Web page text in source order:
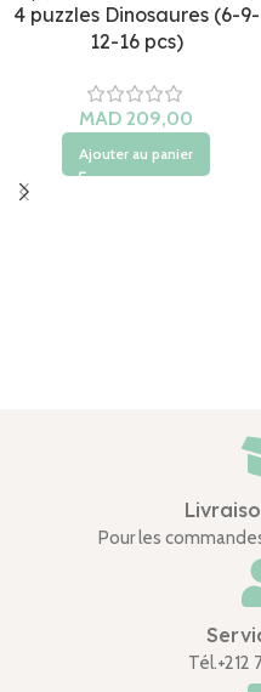
4 puzzles Dinosaures (6-9-
12-16 pcs)
Ajouter au panier
Pour les